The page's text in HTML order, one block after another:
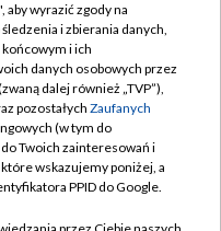
TVP
TVP
wyrazić zgody na
i zbierania danych,
i ich
danych osobowych przez
dalej również „TVP”),
pozostałych Zaufanych
(w tym do
Twoich zainteresowań i
wskazujemy poniżej, a
PPID do Google.